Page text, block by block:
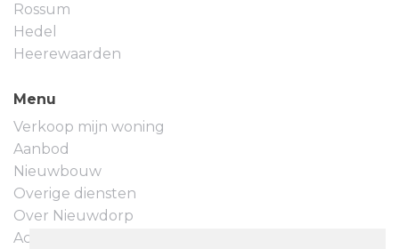
Rossum
Hedel
Heerewaarden
Menu
Verkoop mijn woning
Aanbod
Nieuwbouw
Overige diensten
Over Nieuwdorp
Actueel